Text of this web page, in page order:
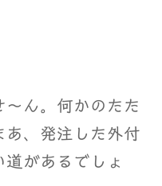
ん。何かのたた
あ、発注した外付
があるでしょ